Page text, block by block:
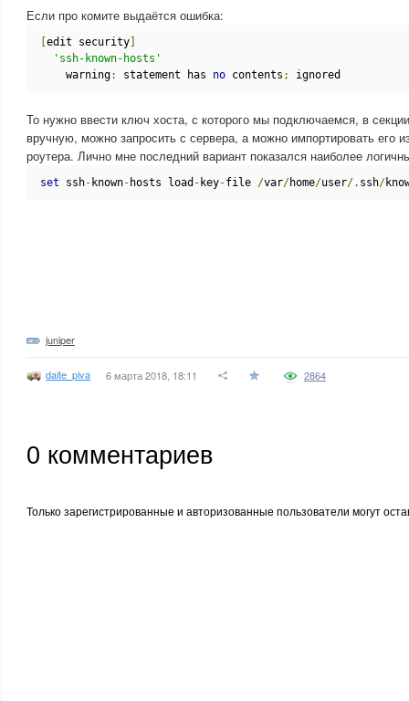
Если про комите выдаётся ошибка:
edit security
'ssh-known-hosts'
warning: statement has no contents ; ignored
То нужно ввести ключ хоста, с которого мы подключаемся, в
вручную, можно запросить с сервера, а можно импортировать его
роутера. Лично мне последний вариант показался наиболее
set ssh- known- hosts load - key-file /var/home/user/. ssh/
juniper
daite_piva 6 марта 2018, 18:11 2864
0 комментариев
Только зарегистрированные и авторизованные пользователи могут